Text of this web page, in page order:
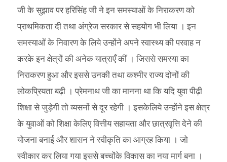
जी के सुझाव पर हरिसिंह जी ने इन समस्याओं के निराकरण को
प्राथमिकता दी तथा अंग्रेज सरकार से सहयोग भी लिया । इन
समस्याओं के निवारण के लिये उन्होंने अपने स्वास्थ्य की परवाह न
करके इन क्षेत्रों की अनेक यात्राएँ कीं । जिससे समस्या का
निराकरण हुआ और इससे उनकी तथा कश्मीर राज्य दोनों की
लोकप्रियता बढ़ी । प्रेमनाथ जी का मानना था कि यदि युवा पीढ़ी
शिक्षा से जुड़ेगी तो व्यसनों से दूर रहेगी । इसकेलिये उन्होंने इस क्षेत्र
के युवाओं को शिक्षा केलिए वित्तीय सहायता और छात्रवृत्ति देने की
योजना बनाई और शासन ने स्वीकृति का आग्रह किया । जो
स्वीकार कर लिया गया इससे बच्चोंके विकास का नया मार्ग बना ।